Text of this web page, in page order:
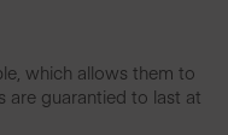
which allows them to
are guarantied to last at